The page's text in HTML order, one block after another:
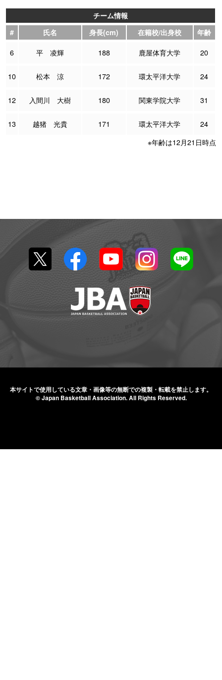
チーム情報
#
氏名 身長(cm) 在籍校/出身校 年齢
6 平 凌輝 188 鹿屋体育大学 20
10 松本 涼 172 環太平洋大学 24
12 入間川 大樹 180 関東学院大学 31
13 越猪 光貴 171 環太平洋大学
24
※年齢は12月21日時点
本サイトで使用している文章・画像等の無断での複製・転載を禁止します。
© Japan Basketball Association.All Rights Reserved.